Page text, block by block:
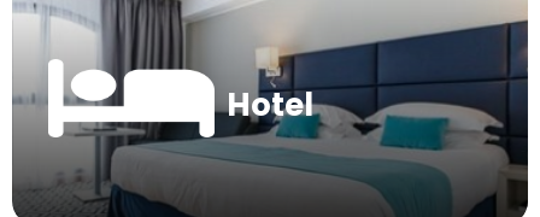
Hotel